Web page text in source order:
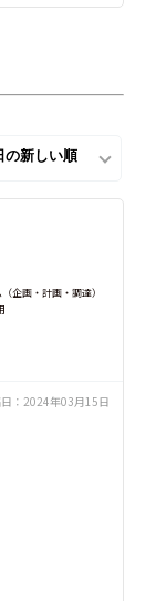
企画・計画・調達）
： 2024年03月15日